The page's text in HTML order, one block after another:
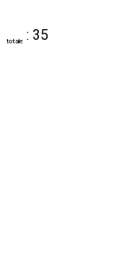
totale : 35